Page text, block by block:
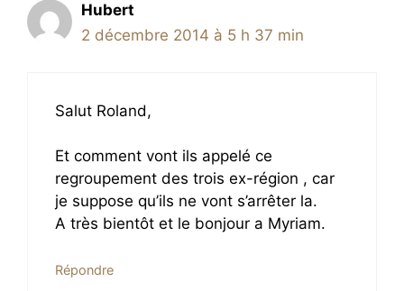
Hubert
2 décembre 2014 à 5 h 37 min
Salut Roland,
Et comment vont ils appelé ce
regroupement des trois ex-région , car
je suppose qu’ils ne vont s’arrêter la.
A très bientôt et le bonjour a Myriam.
Répondre